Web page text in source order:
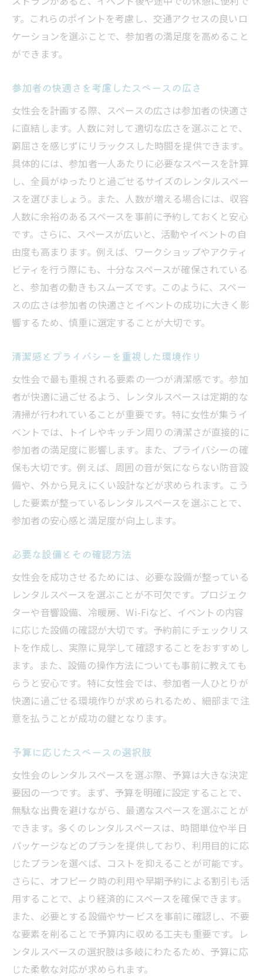
訣
参加者のニーズを考慮した場所選び
雰囲気を重視したスペースのデザイン
おもてなしを意識したアメニティの選択
レンタルスペースの予約前に確認すべき事
項
お得なレンタルパッケージを活用する方法
女性会にぴったりなレンタルスペースの特徴と
探し方
女性会に向いている設備とその特徴
参加者の満足度を高めるスペースの配置
自然を取り入れた心地よい環境
レンタルスペースの口コミを活用する
イベントのテーマに合わせたスペースの選
び方
オンラインでの予約システムの利便性
女性会で失敗しないためのレンタルスペース選
予約前に確認すべき重要事項
予算とニーズに合ったスペースの見つけ方
主催者の負担を軽減するサービスを選ぶ
女性の視点で選ぶ清潔で安全な空間
他のイベントと比較した実用的な選び方
トラブルを避けるためのスペース管理
女性会を快適にするレンタルスペースの見極め
方
プライバシーを守るための工夫
参加者のニーズに応える柔軟なスペース
女性会での交流をより深める環境
コストパフォーマンスを考慮した選択
女性会に最適なレンタルスペースを見つけるた
めのチェックリスト
ロケーションの良さを確認するポイント
設備とアメニティの充実度を評価する方法
予算内での最適な選択をするための基準
参加者のフィードバックを活かした選び方
女性のためのレンタルスペース活用術でイベン
トを彩る
スペースを最大限に活用するアイディア
女性会に合った装飾と演出のポイント
参加者同士の交流を深めるための工夫
イベントを盛り上げる天候に応じたプラン
スペースの特性を活かしたプログラム作り
参加者の記憶に残るイベントにするために
す。これらのポイントを考慮し、交通アクセスの良いロ
ケーションを選ぶことで、参加者の満足度を高めること
ができます。
参加者の快適さを考慮したスペースの広さ
女性会を計画する際、スペースの広さは参加者の快適さ
に直結します。人数に対して適切な広さを選ぶことで、
窮屈さを感じずにリラックスした時間を提供できます。
具体的には、参加者一人あたりに必要なスペースを計算
し、全員がゆったりと過ごせるサイズのレンタルスペー
スを選びましょう。また、人数が増える場合には、収容
人数に余裕のあるスペースを事前に予約しておくと安心
です。さらに、スペースが広いと、活動やイベントの自
由度も高まります。例えば、ワークショップやアクティ
ビティを行う際にも、十分なスペースが確保されている
と、参加者の動きもスムーズです。このように、スペー
スの広さは参加者の快適さとイベントの成功に大きく影
響するため、慎重に選定することが大切です。
清潔感とプライバシーを重視した環境作り
女性会で最も重視される要素の一つが清潔感です。参加
者が快適に過ごせるよう、レンタルスペースは定期的な
清掃が行われていることが重要です。特に女性が集うイ
ベントでは、トイレやキッチン周りの清潔さが直接的に
参加者の満足度に影響します。また、プライバシーの確
保も大切です。例えば、周囲の音が気にならない防音設
備や、外から見えにくい設計などが求められます。こう
した要素が整っているレンタルスペースを選ぶことで、
参加者の安心感と満足度が向上します。
必要な設備とその確認方法
女性会を成功させるためには、必要な設備が整っている
レンタルスペースを選ぶことが不可欠です。プロジェク
ターや音響設備、冷暖房、Wi-Fiなど、イベントの内容
に応じた設備の確認が大切です。予約前にチェックリス
トを作成し、実際に見学して確認することをおすすめし
ます。また、設備の操作方法についても事前に教えても
らうと安心です。特に女性会では、参加者一人ひとりが
快適に過ごせる環境作りが求められるため、細部まで注
意を払うことが成功の鍵となります。
予算に応じたスペースの選択肢
女性会のレンタルスペースを選ぶ際、予算は大きな決定
要因の一つです。まず、予算を明確に設定することで、
無駄な出費を避けながら、最適なスペースを選ぶことが
できます。多くのレンタルスペースは、時間単位や半日
パッケージなどのプランを提供しており、利用目的に応
じたプランを選べば、コストを抑えることが可能です。
さらに、オフピーク時の利用や早期予約による割引も活
用することで、より経済的にスペースを確保できます。
また、必要とする設備やサービスを事前に確認し、不要
な要素を削ることで予算内に収める工夫も重要です。レ
ンタルスペースの選択肢は多岐にわたるため、予算に応
じた柔軟な対応が求められます。